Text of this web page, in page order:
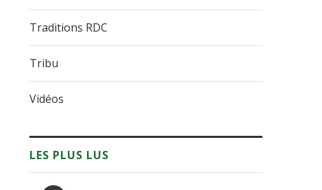
Traditions RDC
Tribu
Vidéos
LES PLUS LUS